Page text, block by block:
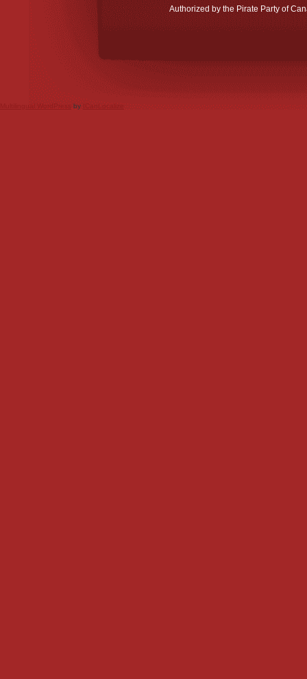
Authorized by the Pirate Party of
Multilingual WordPressbyICanLocalize